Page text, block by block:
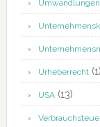
Umwandlungen
Urheberrecht(1)
USA(13)